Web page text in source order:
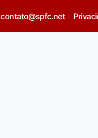
contato@spfc.net